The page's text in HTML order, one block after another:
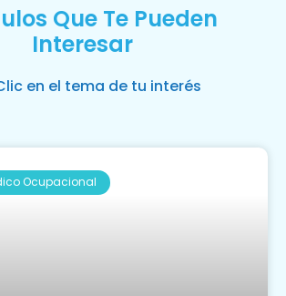
Que Te Pueden
Interesar
en el tema de tu interés
Ocupacional